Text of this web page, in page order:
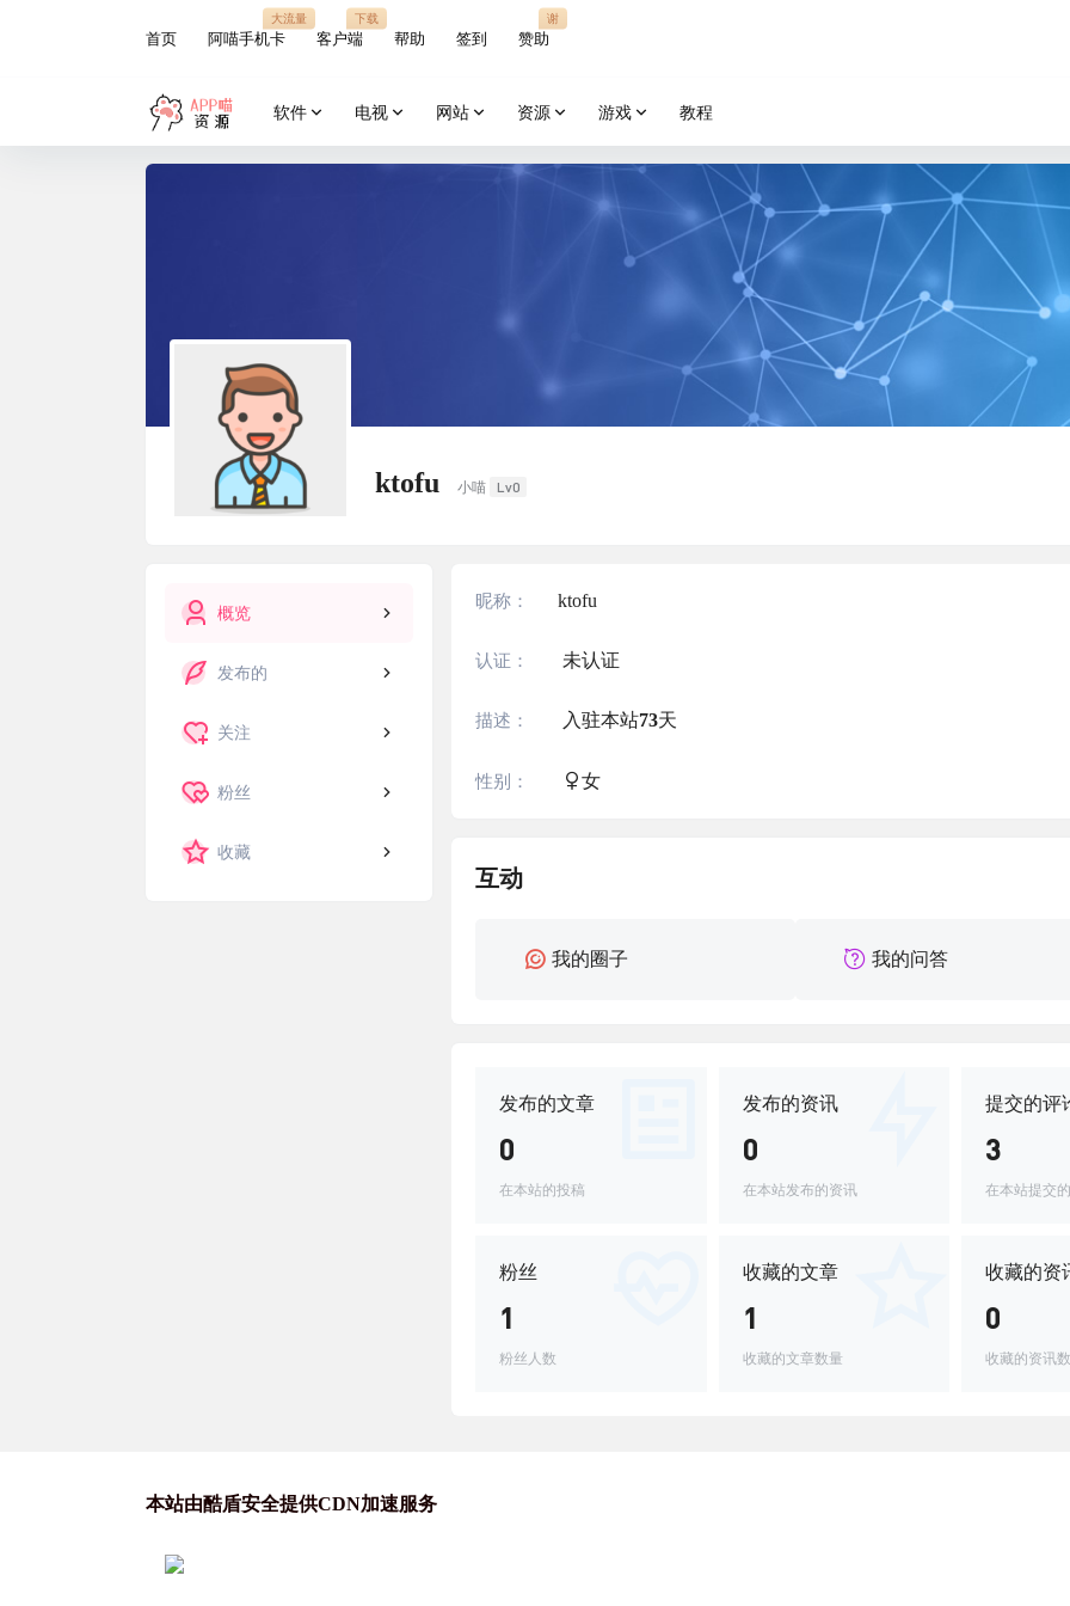
首页 阿喵手机卡
大流量
客户端
下载
帮助 签到 赞助
谢
软件 电视 网站 资源 游戏 教程
ktofu 小喵 Lv0
概览
发布的
关注
粉丝
收藏
昵称： ktofu
认证： 未认证
描述： 入驻本站73天
性别： 女
互动
我的圈子 我的问答
发布的文章
0
在本站的投稿
发布的资讯
0
在本站发布的资讯
提交的评
3
在本站提交
粉丝
1
粉丝人数
收藏的文章
1
收藏的文章数量
收藏的资
0
收藏的资讯
本站由酷盾安全提供CDN加速服务